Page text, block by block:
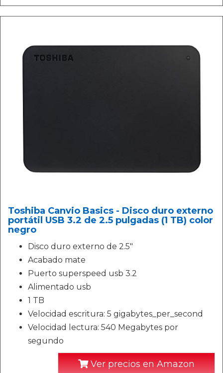
Toshiba Canvio Basics - Disco duro externo
portátil USB 3.2 de 2.5 pulgadas (1 TB) color
negro
Disco duro externo de 2.5"
Acabado mate
Puerto superspeed usb 3.2
Alimentado usb
1 TB
Velocidad escritura: 5 gigabytes_per_second
Velocidad lectura: 540 Megabytes por
segundo
Ver precios en Amazon